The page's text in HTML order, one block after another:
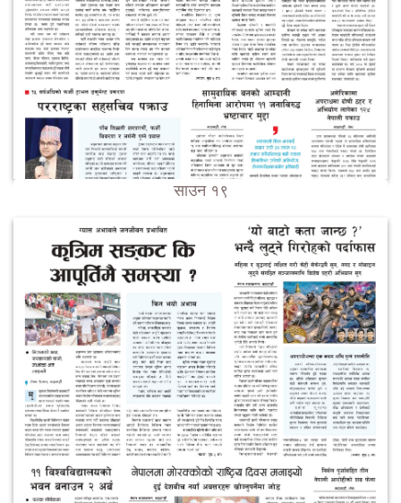
साउन १९